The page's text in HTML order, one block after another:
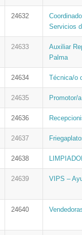
24632
Servicios
24633
Auxiliar
Palma
24634 Técnica/o
24635 Promotor/
24636
24637
24638
24639 VIPS –
24640